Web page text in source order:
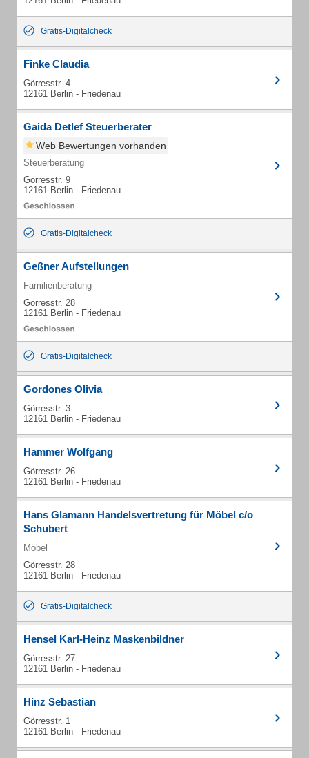
Gratis-Digitalcheck
Finke Claudia
Görresstr. 4
12161 Berlin - Friedenau
Gaida Detlef Steuerberater
Web Bewertungen vorhanden
Steuerberatung
Görresstr. 9
12161 Berlin - Friedenau
Gratis-Digitalcheck
Geßner Aufstellungen
Familienberatung
Görresstr. 28
12161 Berlin - Friedenau
Gratis-Digitalcheck
Gordones Olivia
Görresstr. 3
12161 Berlin - Friedenau
Hammer Wolfgang
Görresstr. 26
12161 Berlin - Friedenau
Hans Glamann Handelsvertretung für Möbel c/o
Schubert
Möbel
Görresstr. 28
12161 Berlin - Friedenau
Gratis-Digitalcheck
Hensel Karl-Heinz Maskenbildner
Görresstr. 27
12161 Berlin - Friedenau
Hinz Sebastian
Görresstr. 1
12161 Berlin - Friedenau